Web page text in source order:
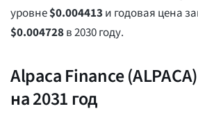
уровне$0.004413 и годовая цена
$0.004728в 2030 году.
Alpaca Finance
на 2031 год